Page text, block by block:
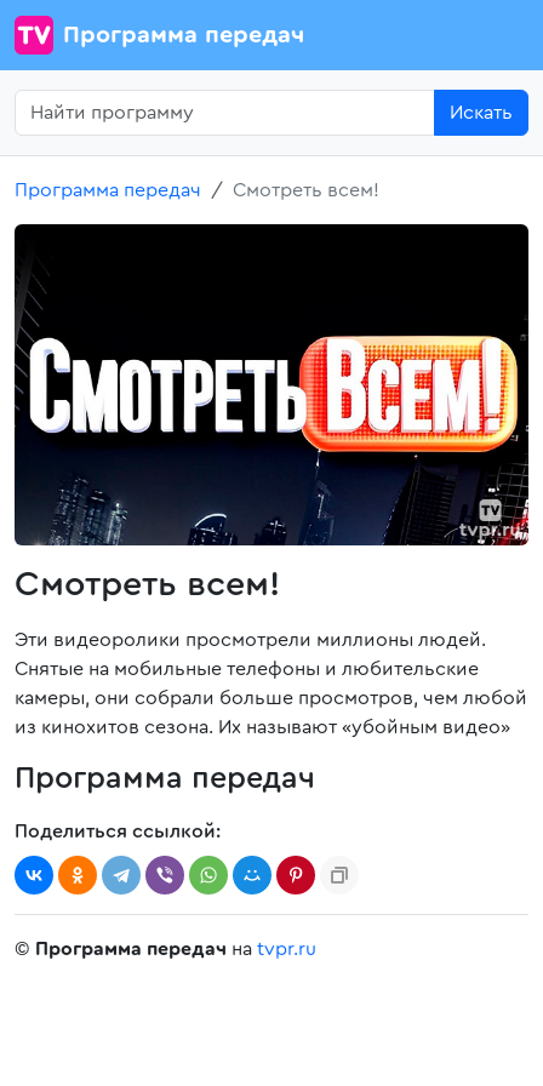
Программа передач
Искать
Программа передач Смотреть всем!
Смотреть всем!
Эти видеоролики просмотрели миллионы людей.
Снятые на мобильные телефоны и любительские
камеры, они собрали больше просмотров, чем любой
из кинохитов сезона. Их называют «убойным видео»
Программа передач
Поделиться ссылкой:
© Программа передач на tvpr.ru